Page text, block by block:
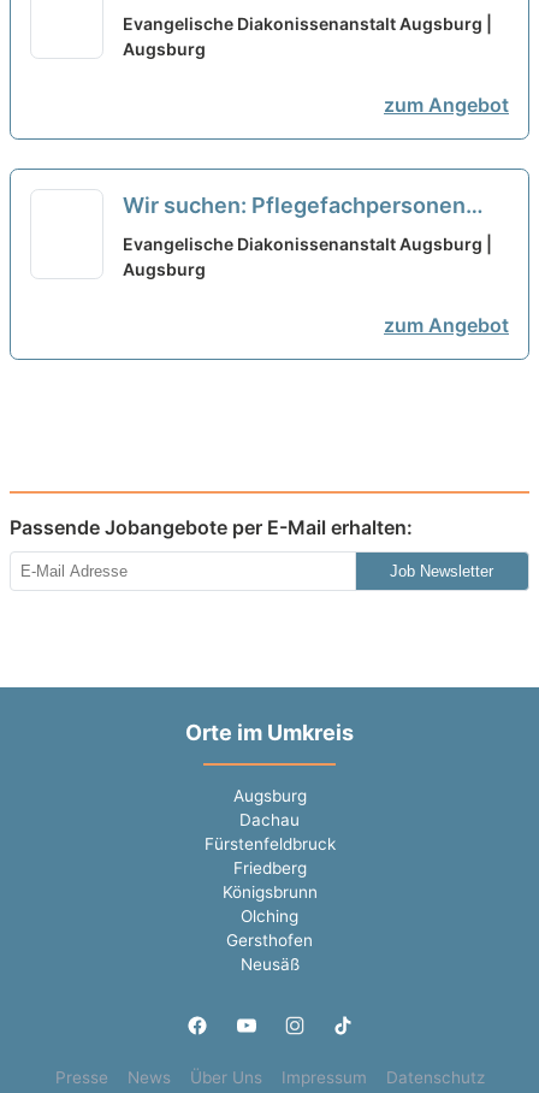
Ausbildung als Pflegefachkraft oder
Gesundheits- und
Evangelische Diakonissenanstalt Augsburg |
Augsburg
zum Angebot
Wir suchen: Pflegefachpersonen
(m/w/d) mit Ausbildung als
Pflegefachkraft oder Gesundheits-
Evangelische Diakonissenanstalt Augsburg |
Augsburg
zum Angebot
Passende Jobangebote per E-Mail erhalten:
Job Newsletter
Orte im Umkreis
Augsburg
Dachau
Fürstenfeldbruck
Friedberg
Königsbrunn
Olching
Gersthofen
Neusäß
Presse News Über Uns Impressum Datenschutz